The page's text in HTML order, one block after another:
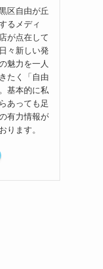
区自由が丘
るメディ
が点在して
々新しい発
魅力を一人
たく「自由
基本的に私
あっても足
有力情報が
ります。